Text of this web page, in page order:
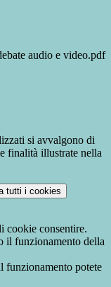
audio e video.pdf
si avvalgono di
finalità illustrate nella
tutti i cookies
cookie consentire.
il funzionamento della
funzionamento potete